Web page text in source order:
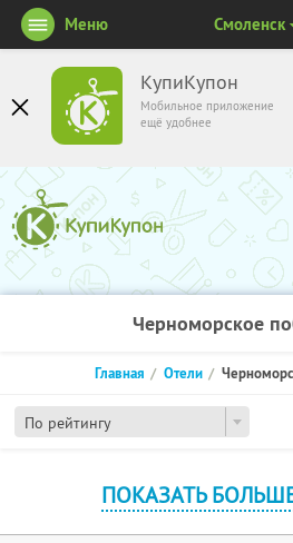
КупиКупон
Мобильное приложение
ещё удобнее
Меню Смоленск
Черноморское
По рейтингу
Главная Отели
ПОКАЗАТЬ